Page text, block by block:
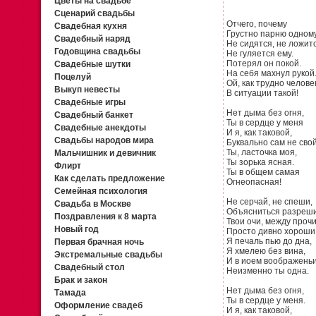
Сценарий свадьбы
Свадебная кухня
Свадебный наряд
Годовщина свадьбы
Свадебные шутки
Поцелуй
Выкуп невесты
Свадебные игры
Свадебный банкет
Свадебные анекдоты
Свадьбы народов мира
Мальчишник и девичник
Флирт
Как сделать предложение
Семейная психология
Свадьба в Москве
Поздравления к 8 марта
Новый год
Первая брачная ночь
Экстремальные свадьбы
Свадебный стол
Брак и закон
Тамада
Оформление свадеб
Отчего, почему
Грустно парню
Не сидятся, не
Не гуляется ему.
Потерял он покой.
На себя махнул рукой.
Ой, как трудно
В ситуации такой!
Нет дыма без огня,
Ты в сердце у меня
И я, как таковой,
Буквально сам не
Ты, ласточка моя,
Ты зорька ясная.
Ты в общем самая
Огнеопасная!
Не серчай, не спеши,
Объясниться
Твои очи, между
Просто дивно
Я печаль пью до дна,
Я хмелею без вина,
И в иоем воображеньи
Неизменно ты одна.
Нет дыма без огня,
Ты в сердце у меня.
И я, как таковой,